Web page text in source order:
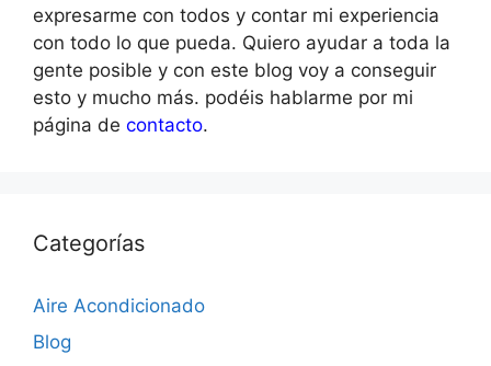
expresarme con todos y contar mi experiencia
con todo lo que pueda. Quiero ayudar a toda la
gente posible y con este blog voy a conseguir
esto y mucho más. podéis hablarme por mi
página de contacto.
Categorías
Aire Acondicionado
Blog